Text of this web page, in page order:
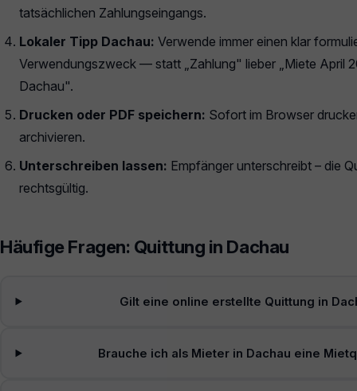
tatsächlichen Zahlungseingangs.
Lokaler Tipp Dachau: Verwende immer einen klar
Verwendungszweck — statt „Zahlung" lieber „Miete April
Dachau".
Drucken oder PDF speichern: Sofort im Browser
archivieren.
Unterschreiben lassen: Empfänger unterschreibt – die
rechtsgültig.
Häufige Fragen: Quittung in Dachau
Gilt eine online erstellte Quittung in
Brauche ich als Mieter in Dachau eine